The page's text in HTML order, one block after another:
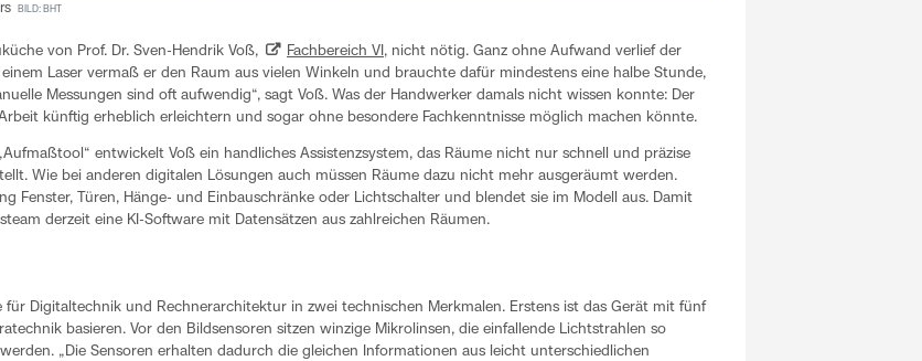
BILD: BHT
von Prof. Dr. Sven-Hendrik Voß, Fachbereich VI , nicht nötig. Ganz ohne Aufwand verlief der
Laser vermaß er den Raum aus vielen Winkeln und brauchte dafür mindestens eine halbe Stunde,
Messungen sind oft aufwendig“, sagt Voß. Was der Handwerker damals nicht wissen konnte: Der
künftig erheblich erleichtern und sogar ohne besondere Fachkenntnisse möglich machen könnte.
entwickelt Voß ein handliches Assistenzsystem, das Räume nicht nur schnell und präzise
Wie bei anderen digitalen Lösungen auch müssen Räume dazu nicht mehr ausgeräumt werden.
Fenster, Türen, Hänge- und Einbauschränke oder Lichtschalter und blendet sie im Modell aus. Damit
derzeit eine KI-Software mit Datensätzen aus zahlreichen Räumen.
für Digitaltechnik und Rechnerarchitektur in zwei technischen Merkmalen. Erstens ist das Gerät mit fünf
basieren. Vor den Bildsensoren sitzen winzige Mikrolinsen, die einfallende Lichtstrahlen so
„Die Sensoren erhalten dadurch die gleichen Informationen aus leicht unterschiedlichen